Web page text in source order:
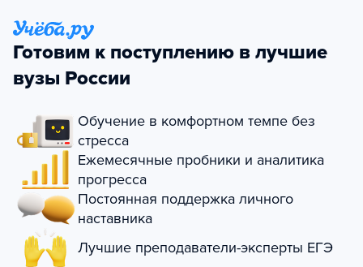
Готовим к поступлению в лучшие
вузы России
Обучение в комфортном темпе без
стресса
Ежемесячные пробники и аналитика
прогресса
Постоянная поддержка личного
наставника
Лучшие преподаватели-эксперты ЕГЭ